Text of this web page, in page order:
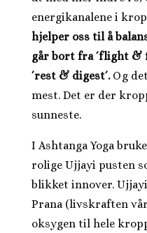
energikanalene i
hjelper oss til å
går bort fra ´flight &
´rest & digest´. Og
mest. Det er der
sunneste.
I Ashtanga Yoga
rolige Ujjayi pusten
blikket innover.
Prana (livskraften
oksygen til hele